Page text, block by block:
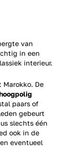
van
in een
interieur.
De
paars of
gebeurt
slechts één
ook in de
eventueel